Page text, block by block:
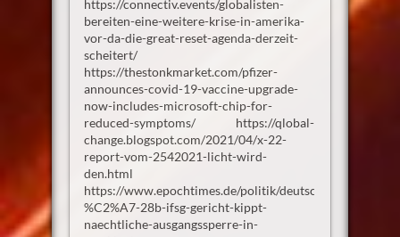
https://connectiv.events/globalisten-
bereiten-eine-weitere-krise-in-amerika-
vor-da-die-great-reset-agenda-derzeit-
scheitert/
https://thestonkmarket.com/pfizer-
announces-covid-19-vaccine-upgrade-
now-includes-microsoft-chip-for-
reduced-symptoms/ https://qlobal-
change.blogspot.com/2021/04/x-22-
report-vom-2542021-licht-wird-
den.html
https://www.epochtimes.de/politik/deutschland/trotz-
%C2%A7-28b-ifsg-gericht-kippt-
naechtliche-ausgangssperre-in-